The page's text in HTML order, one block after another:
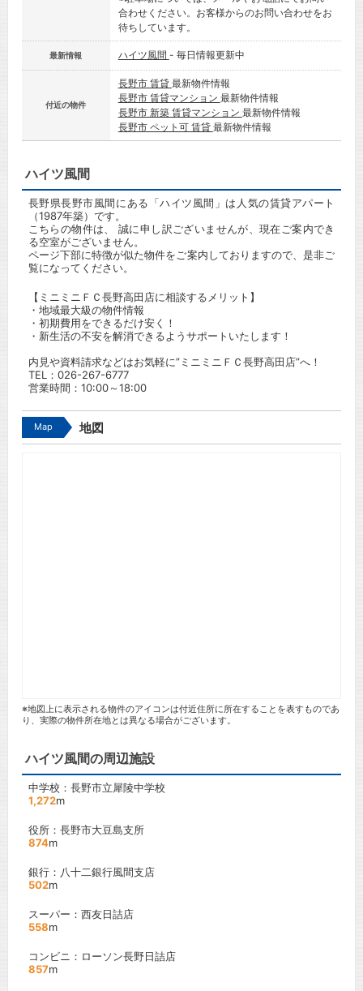
合わせください。お客様からのお問い合わせをお
待ちしています。
最新情報 ハイツ風間 - 毎日情報更新中
付近の物件
長野市 賃貸 最新物件情報
長野市 賃貸マンション 最新物件情報
長野市 新築 賃貸マンション 最新物件情報
長野市 ペット可 賃貸 最新物件情報
ハイツ風間
長野県長野市風間にある「ハイツ風間」は人気の賃貸アパート
（1987年築）です。
こちらの物件は、 誠に申し訳ございませんが、現在ご案内でき
る空室がございません。
ページ下部に特徴が似た物件をご案内しておりますので、是非ご
覧になってください。
【ミニミニＦＣ長野高田店に相談するメリット】
・地域最大級の物件情報
・初期費用をできるだけ安く！
・新生活の不安を解消できるようサポートいたします！
内見や資料請求などはお気軽に”ミニミニＦＣ長野高田店”へ！
TEL： 026-267-6777
営業時間：10:00～18:00
Map 地図
※地図上に表示される物件のアイコンは付近住所に所在することを表すものであ
り、実際の物件所在地とは異なる場合がございます。
ハイツ風間の周辺施設
中学校：長野市立犀陵中学校
1,272m
役所：長野市大豆島支所
874m
銀行：八十二銀行風間支店
502m
スーパー：西友日詰店
558m
コンビニ：ローソン長野日詰店
857m